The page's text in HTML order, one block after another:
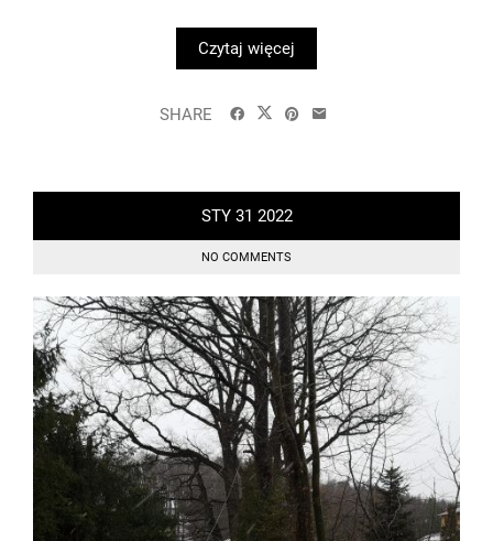
Czytaj więcej
SHARE
STY 31 2022
NO COMMENTS